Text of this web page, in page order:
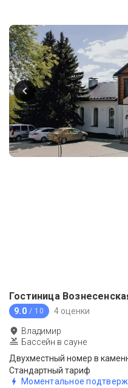
Гостиница
9.0 / 10 4 оценки
Владимир
Бассейн в сауне
Двухместный номер в
Стандартный тариф
Моментальное